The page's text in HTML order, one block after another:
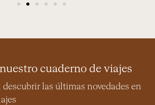
cuaderno de viajes
descubrir las últimas novedades en